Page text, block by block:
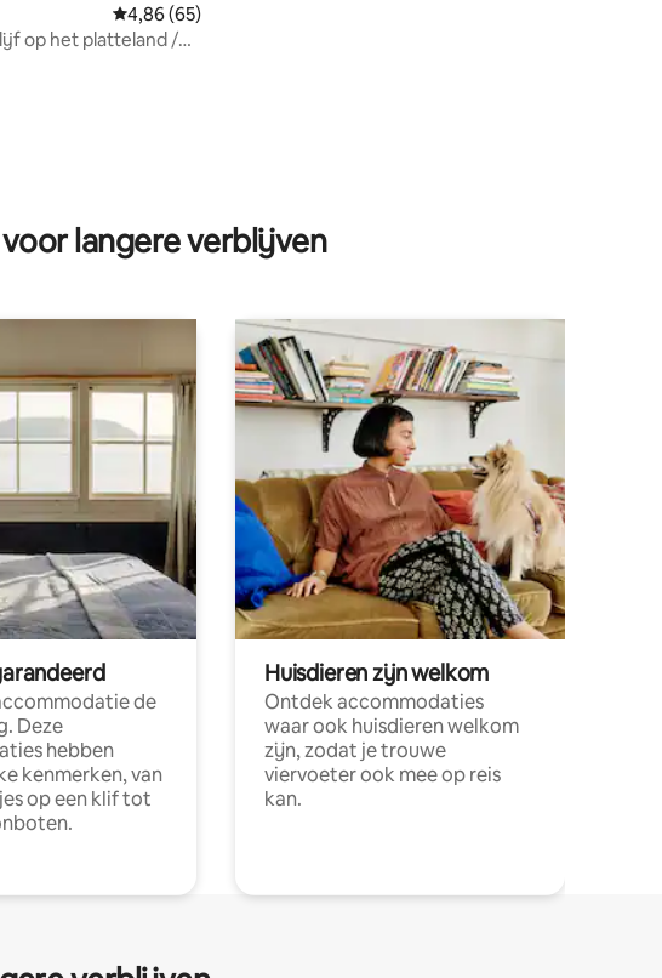
5 op 5, 51 recensies
Gemiddelde beoordeling van 4,86 op 5, 65 recensies
4,86 (65)
op het platteland /
langere verblijven
de
Deze
hebben
kenmerken, van
op een klif tot
Huisdieren zijn welkom
Ontdek accommodaties
waar ook huisdieren welkom
zijn, zodat je trouwe
viervoeter ook mee op reis
kan.